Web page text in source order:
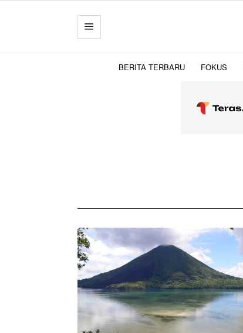
BERITA TERBARU FOKUS